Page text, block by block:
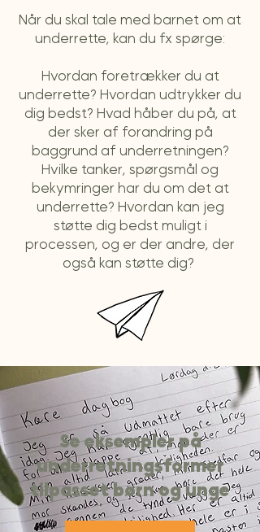
Når du skal tale med barnet om at
underrette, kan du fx spørge:
Hvordan foretrækker du at
underrette? Hvordan udtrykker du
dig bedst? Hvad håber du på, at
der sker af forandring på
baggrund af underretningen?
Hvilke tanker, spørgsmål og
bekymringer har du om det at
underrette? Hvordan kan jeg
støtte dig bedst muligt i
processen, og er der andre, der
også kan støtte dig?
Se eksempler på
underretningsformer
tilpasset børn og unge